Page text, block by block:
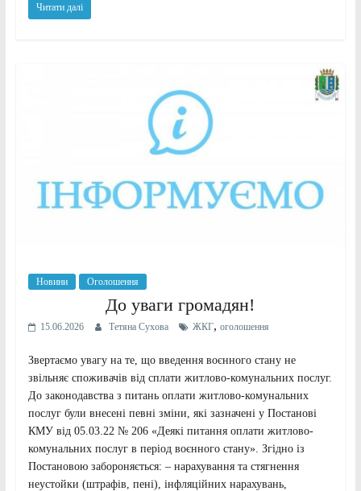
Читати далі
Новини Оголошення
До уваги громадян!
15.06.2026 Тетяна Сухова ЖКГ, оголошення
Звертаємо увагу на те, що введення воєнного стану не
звільняє споживачів від сплати житлово-комунальних послуг.
До законодавства з питань оплати житлово-комунальних
послуг були внесені певні зміни, які зазначені у Постанові
КМУ від 05.03.22 № 206 «Деякі питання оплати житлово-
комунальних послуг в період воєнного стану». Згідно із
Постановою забороняється: – нарахування та стягнення
неустойки (штрафів, пені), інфляційних нарахувань,